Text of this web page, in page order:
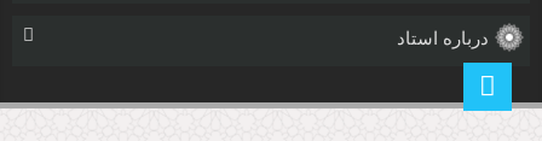
درباره استاد